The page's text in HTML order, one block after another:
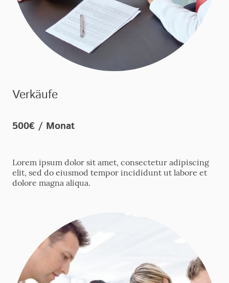
Verkäufe
500€ / Monat
Lorem ipsum dolor sit amet, consectetur adipiscing
elit, sed do eiusmod tempor incididunt ut labore et
dolore magna aliqua.